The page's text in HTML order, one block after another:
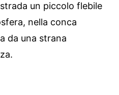
un piccolo flebile
nella conca
da una strana